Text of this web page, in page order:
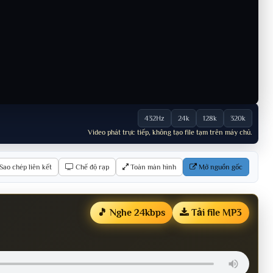
432Hz 24k 128k
320k
Video phát trực tiếp, không tạo file tạm trên máy chủ.
Sao chép liên kết Chế độ rạp Toàn màn hình Mở nguồn gốc
🎵 Nghe 24kbps Tải file MP3